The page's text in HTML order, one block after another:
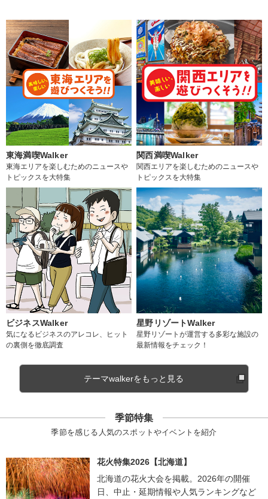
東海満喫Walker
東海エリアを楽しむためのニュースや
トピックスを大特集
関西満喫Walker
関西エリアを楽しむためのニュースや
トピックスを大特集
ビジネスWalker
気になるビジネスのアレコレ、ヒット
の裏側を徹底調査
星野リゾートWalker
星野リゾートが運営する多彩な施設の
最新情報をチェック！
テーマwalkerをもっと見る
季節特集
季節を感じる人気のスポットやイベントを紹介
花火特集2026【北海道】
北海道の花火大会を掲載。2026年の開催
日、中止・延期情報や人気ランキングなど